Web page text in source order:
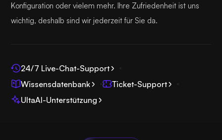
Konfiguration oder vielem mehr. Ihre Zufriedenheit ist uns
wichtig, deshalb sind wir jederzeit für Sie da.
24/7 Live-Chat-Support
Wissensdatenbank
Ticket-Support
UltaAI-Unterstützung